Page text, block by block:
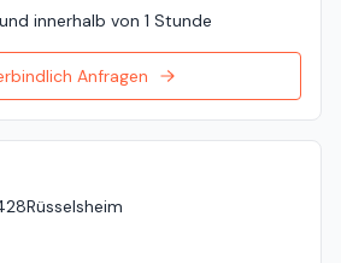
innerhalb von 1 Stunde
Anfragen
Rüsselsheim